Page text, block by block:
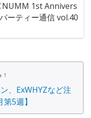
NUMM 1st Annivers
ーティー通信 vol.40
↑
、ExWHYZなど注
5週】